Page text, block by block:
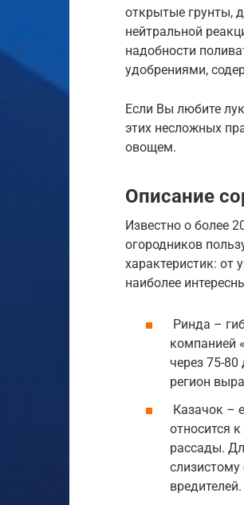
открытые грунты,
нейтральной
надобности
удобрениями,
Если Вы любите
этих несложных
овощем.
Описание
Известно о более
огородников
характеристик: от
наиболее
Ринда –
компанией
через 75-
регион
Казачок –
относится
рассады.
вредителей.